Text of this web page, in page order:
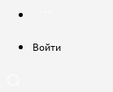
Войти